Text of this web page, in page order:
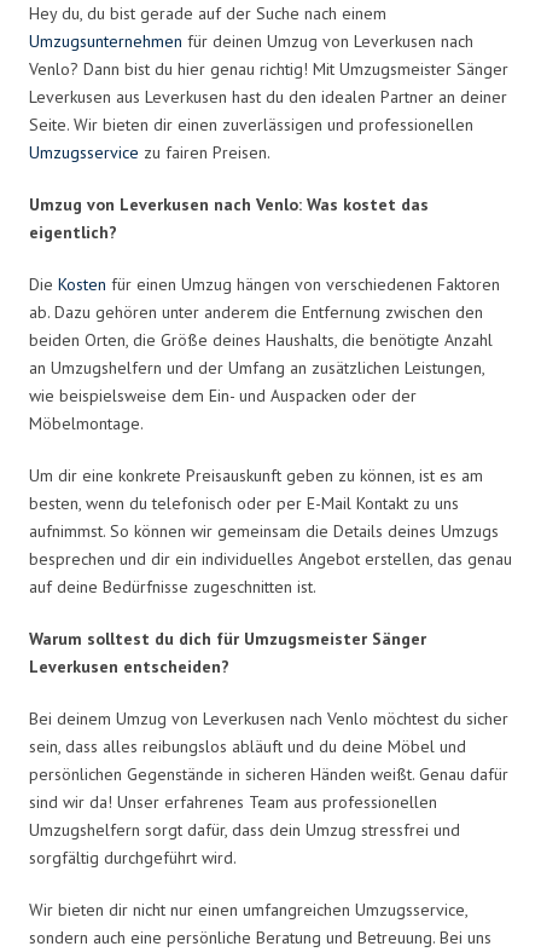
Hey du, du bist gerade auf der Suche nach einem
Umzugsunternehmen für deinen Umzug von Leverkusen nach
Venlo? Dann bist du hier genau richtig! Mit Umzugsmeister Sänger
Leverkusen aus Leverkusen hast du den idealen Partner an deiner
Seite. Wir bieten dir einen zuverlässigen und professionellen
Umzugsservice zu fairen Preisen.
Umzug von Leverkusen nach Venlo: Was kostet das
eigentlich?
Die Kosten für einen Umzug hängen von verschiedenen Faktoren
ab. Dazu gehören unter anderem die Entfernung zwischen den
beiden Orten, die Größe deines Haushalts, die benötigte Anzahl
an Umzugshelfern und der Umfang an zusätzlichen Leistungen,
wie beispielsweise dem Ein- und Auspacken oder der
Möbelmontage.
Um dir eine konkrete Preisauskunft geben zu können, ist es am
besten, wenn du telefonisch oder per E-Mail Kontakt zu uns
aufnimmst. So können wir gemeinsam die Details deines Umzugs
besprechen und dir ein individuelles Angebot erstellen, das genau
auf deine Bedürfnisse zugeschnitten ist.
Warum solltest du dich für Umzugsmeister Sänger
Leverkusen entscheiden?
Bei deinem Umzug von Leverkusen nach Venlo möchtest du sicher
sein, dass alles reibungslos abläuft und du deine Möbel und
persönlichen Gegenstände in sicheren Händen weißt. Genau dafür
sind wir da! Unser erfahrenes Team aus professionellen
Umzugshelfern sorgt dafür, dass dein Umzug stressfrei und
sorgfältig durchgeführt wird.
Wir bieten dir nicht nur einen umfangreichen Umzugsservice,
sondern auch eine persönliche Beratung und Betreuung. Bei uns